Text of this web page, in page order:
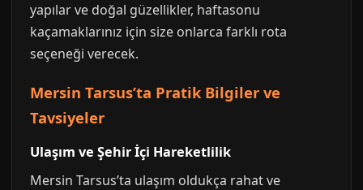
yapılar ve doğal güzellikler, haftasonu
kaçamaklarınız için size onlarca farklı rota
seçeneği verecek.
Mersin Tarsus’ta Pratik Bilgiler ve
Tavsiyeler
Ulaşım ve Şehir İçi Hareketlilik
Mersin Tarsus’ta ulaşım oldukça rahat ve